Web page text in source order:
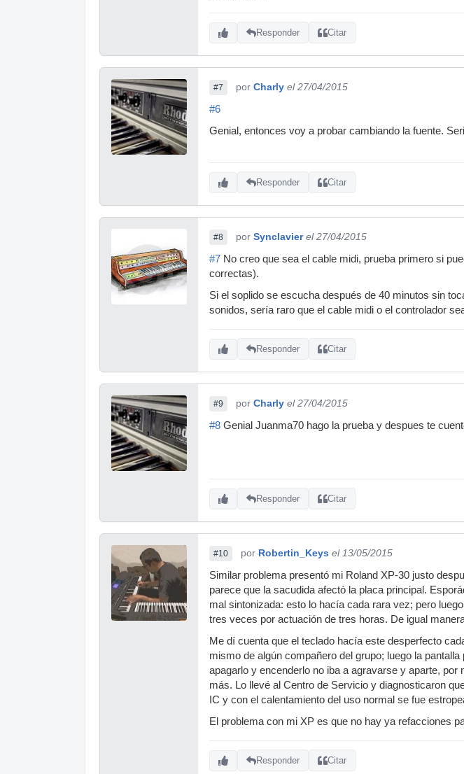
Responder Citar
#7 por Charly el 27/04/2015
#6
Genial, entonces voy a probar cambiando la fuente.
Responder Citar
#8 por Synclavier el 27/04/2015
#7 No creo que sea el cable midi, prueba primero si
correctas).
Si el soplido se escucha después de 40 minutos sin
sonidos, sería raro que el cable midi o el controlador
Responder Citar
#9 por Charly el 27/04/2015
#8 Genial Juanma70 hago la prueba y despues te
Responder Citar
#10 por Robertin_Keys el 13/05/2015
Similar problema presentó mi Roland XP-30 justo
parece que la sacudida afectó la placa principal.
mal sintonizada: esto lo hacía cada rara vez; pero
tres veces por actuación de tres horas. De igual
Me dí cuenta que el teclado hacía este desperfecto
mismo de algún compañero del grupo; luego la
apagarlo y encenderlo no iba a agravarse y aparte,
más. Lo llevé al Centro de Servicio y diagnosticaron
IC y con el calentamiento del uso normal se fue
El problema con mi XP es que no hay ya refacciones
Responder Citar